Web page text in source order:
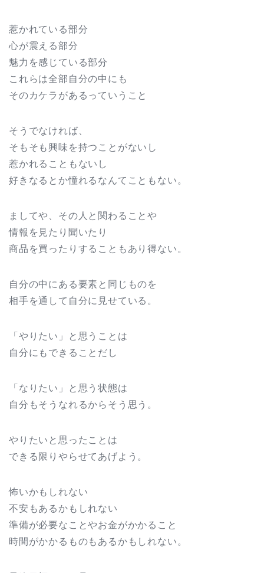
惹かれている部分
心が震える部分
魅力を感じている部分
これらは全部自分の中にも
そのカケラがあるっていうこと
そうでなければ、
そもそも興味を持つことがないし
惹かれることもないし
好きなるとか憧れるなんてこともない。
ましてや、その人と関わることや
情報を見たり聞いたり
商品を買ったりすることもあり得ない。
自分の中にある要素と同じものを
相手を通して自分に見せている。
「やりたい」と思うことは
自分にもできることだし
「なりたい」と思う状態は
自分もそうなれるからそう思う。
やりたいと思ったことは
できる限りやらせてあげよう。
怖いかもしれない
不安もあるかもしれない
準備が必要なことやお金がかかること
時間がかかるものもあるかもしれない。